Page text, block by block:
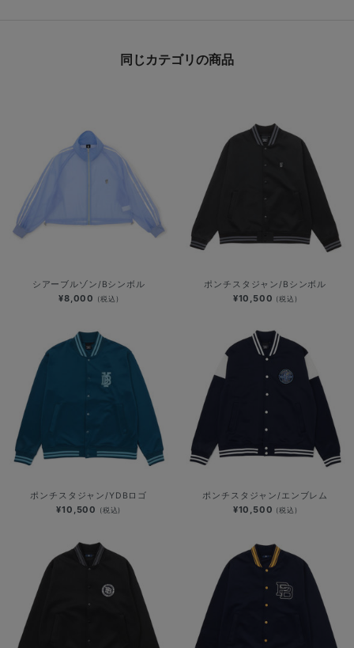
同じカテゴリの商品
シアーブルゾン/Bシンボル
¥8,000 (税込)
ポンチスタジャン/Bシンボル
¥10,500 (税込)
ポンチスタジャン/YDBロゴ
¥10,500 (税込)
ポンチスタジャン/エンブレム
¥10,500 (税込)